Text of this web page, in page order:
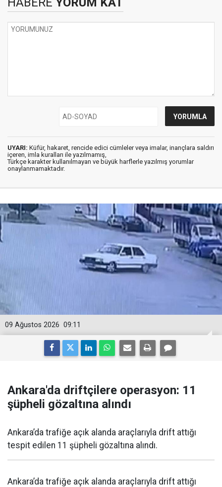
UYARI: Küfür, hakaret, rencide edici cümleler veya imalar, inançlara saldırı
içeren, imla kuralları ile yazılmamış,
Türkçe karakter kullanılmayan ve büyük harflerle yazılmış yorumlar
onaylanmamaktadır.
09:11
09 Ağustos 2026
Ankara'da driftçilere operasyon: 11
şüpheli gözaltına alındı
Ankara’da trafiğe açık alanda araçlarıyla drift attığı
tespit edilen 11 şüpheli gözaltına alındı.
Ankara’da trafiğe açık alanda araçlarıyla drift attığı